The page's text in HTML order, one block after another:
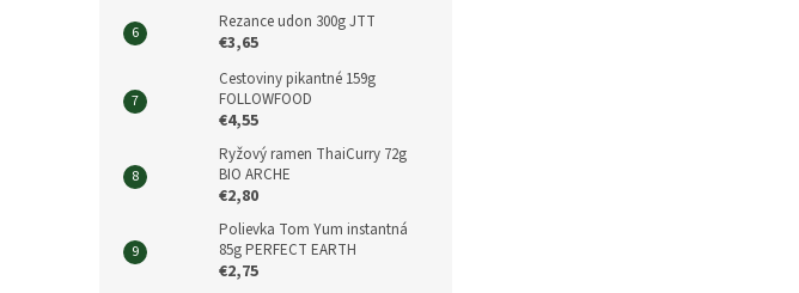
Rezance udon 300g JTT
€3,65
Cestoviny pikantné 159g
FOLLOWFOOD
€4,55
Ryžový ramen ThaiCurry 72g
BIO ARCHE
€2,80
Polievka Tom Yum instantná
85g PERFECT EARTH
€2,75